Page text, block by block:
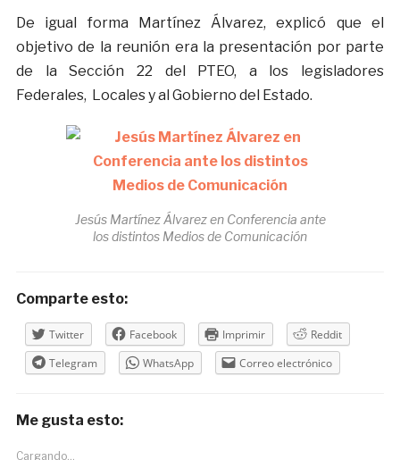
De igual forma Martínez Álvarez, explicó que el
objetivo de la reunión era la presentación por parte
de la Sección 22 del PTEO, a los legisladores
Federales, Locales y al Gobierno del Estado.
Jesús Martínez Álvarez en Conferencia ante
los distintos Medios de Comunicación
Comparte esto:
Twitter Facebook Imprimir
Reddit
Telegram
WhatsApp Correo electrónico
Me gusta esto:
Cargando...